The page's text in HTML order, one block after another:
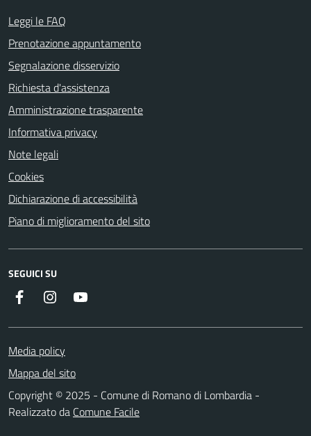
Leggi le FAQ
Prenotazione appuntamento
Segnalazione disservizio
Richiesta d'assistenza
Amministrazione trasparente
Informativa privacy
Note legali
Cookies
Dichiarazione di accessibilità
Piano di miglioramento del sito
SEGUICI SU
Facebook Instagram
Media policy
Mappa del sito
Copyright © 2025 - Comune di Romano di Lombardia -
Realizzato da Comune Facile